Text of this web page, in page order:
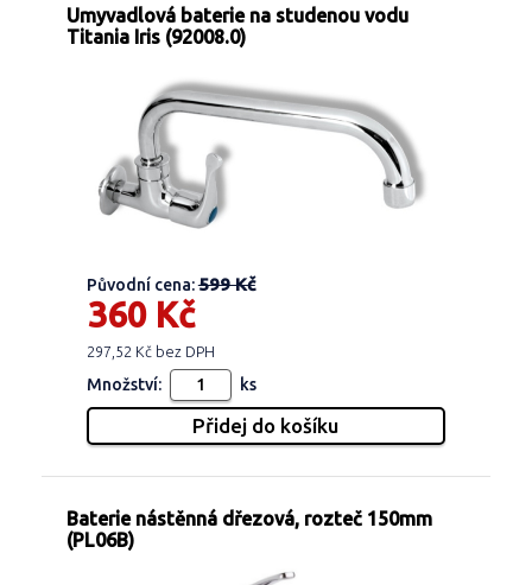
Umyvadlová baterie na studenou vodu
Titania Iris (92008.0)
Původní cena:599 Kč
360 Kč
297,52 Kč bez DPH
Množství: ks
Baterie nástěnná dřezová, rozteč 150mm
(PL06B)